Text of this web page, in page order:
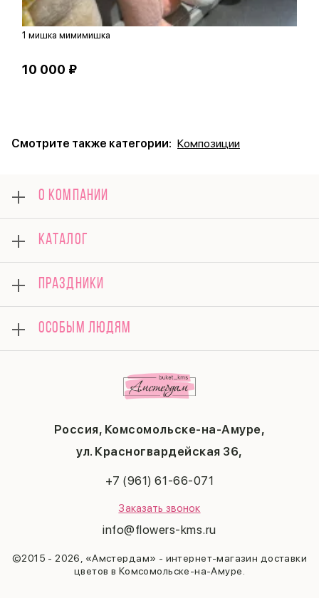
1 мишка мимимишка
10 000 ₽
Смотрите также категории: Композиции
Россия, Комсомольске-на-Амуре,
ул. Красногвардейская 36,
+7 (961) 61-66-071
Заказать звонок
info@flowers-kms.ru
©2015 - 2026, «Амстердам» - интернет-магазин доставки
цветов в Комсомольске-на-Амуре.
О КОМПАНИИ
Оплата
Отзывы
Гарантии
Доставка
Вопросы и ответы
Контакты
Соглашение на получение рекламы
КАТАЛОГ
Букеты
Композиции
Подарки
Поводы
Комбо-предложения
ПРАЗДНИКИ
14 февраля
День матери
23 февраля
Последний звонок
ОСОБЫМ ЛЮДЯМ